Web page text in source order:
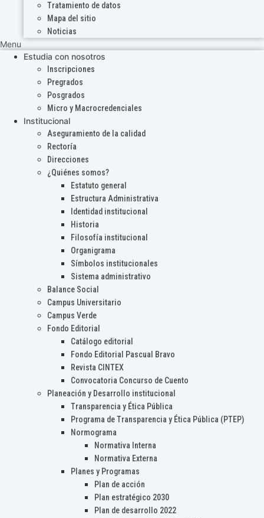
Tratamiento de datos
Mapa del sitio
Noticias
Menu
Estudia con nosotros
Inscripciones
Pregrados
Posgrados
Micro y Macrocredenciales
Institucional
Aseguramiento de la calidad
Rectoría
Direcciones
¿Quiénes somos?
Estatuto general
Estructura Administrativa
Identidad institucional
Historia
Filosofía institucional
Organigrama
Símbolos institucionales
Sistema administrativo
Balance Social
Campus Universitario
Campus Verde
Fondo Editorial
Catálogo editorial
Fondo Editorial Pascual Bravo
Revista CINTEX
Convocatoria Concurso de Cuento
Planeación y Desarrollo institucional
Transparencia y Ética Pública
Programa de Transparencia y Ética Pública (PTEP)
Normograma
Normativa Interna
Normativa Externa
Planes y Programas
Plan de acción
Plan estratégico 2030
Plan de desarrollo 2022